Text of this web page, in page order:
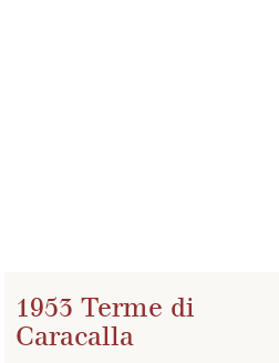
1953 Terme di
Caracalla